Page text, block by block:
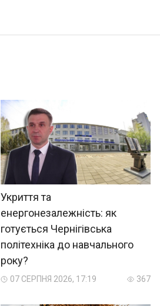
Укриття та
енергонезалежність: як
готується Чернігівська
політехніка до навчального
року?
07 СЕРПНЯ 2026, 17:19 367